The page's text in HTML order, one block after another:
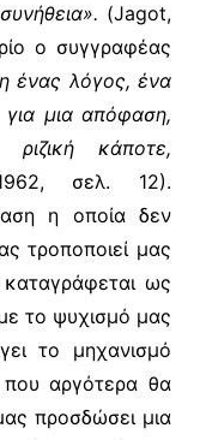
(Jagot,
ο συγγραφέας
ένας λόγος, ένα
μια απόφαση,
κάποτε,
σελ. 12).
η οποία δεν
τροποποιεί μας
ως
το ψυχισμό μας
το μηχανισμό
που αργότερα θα
προσδώσει μια